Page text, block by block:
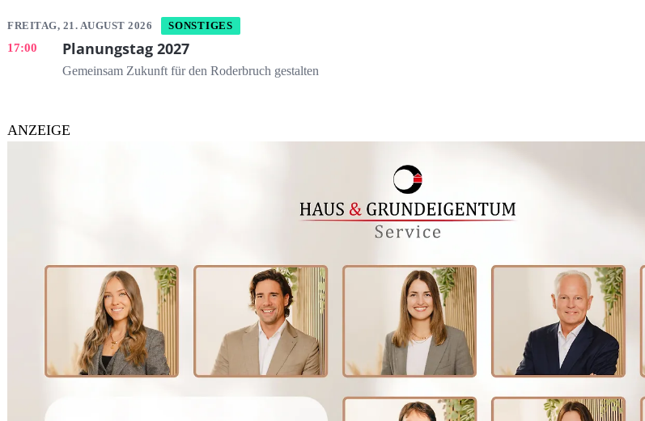
FREITAG, 21. AUGUST 2026 SONSTIGES
17:00 Planungstag 2027
Gemeinsam Zukunft für den Roderbruch gestalten
ANZEIGE